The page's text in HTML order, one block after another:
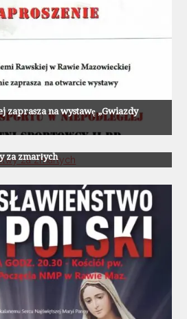
zaprasza na wystawę „Gwiazdy
za zmarłych